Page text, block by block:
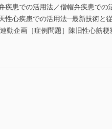
患での活用法／僧帽弁疾患で
心疾患での活用法─最新技術と
企画［症例問題］陳旧性心筋